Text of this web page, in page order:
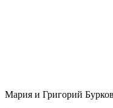
Мария и Григорий